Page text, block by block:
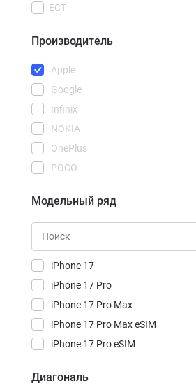
ЕСТ
Производитель
Apple
Google
Infinix
NOKIA
OnePlus
POCO
Realme
Samsung
Vivo
Xiaomi
Модельный ряд
iPhone 17
iPhone 17 Pro
iPhone 17 Pro Max
iPhone 17 Pro Max eSIM
iPhone 17 Pro eSIM
iPhone Air
Диагональ